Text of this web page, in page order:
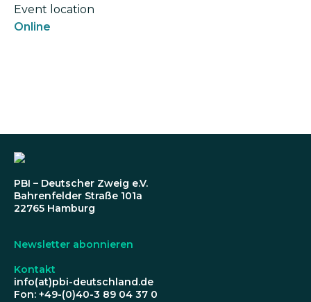
Event location
Online
PBI – Deutscher Zweig e.V.
Bahrenfelder Straße 101a
22765 Hamburg
Newsletter abonnieren
Kontakt
info(at)pbi-deutschland.de
Fon: +49-(0)40-3 89 04 37 0